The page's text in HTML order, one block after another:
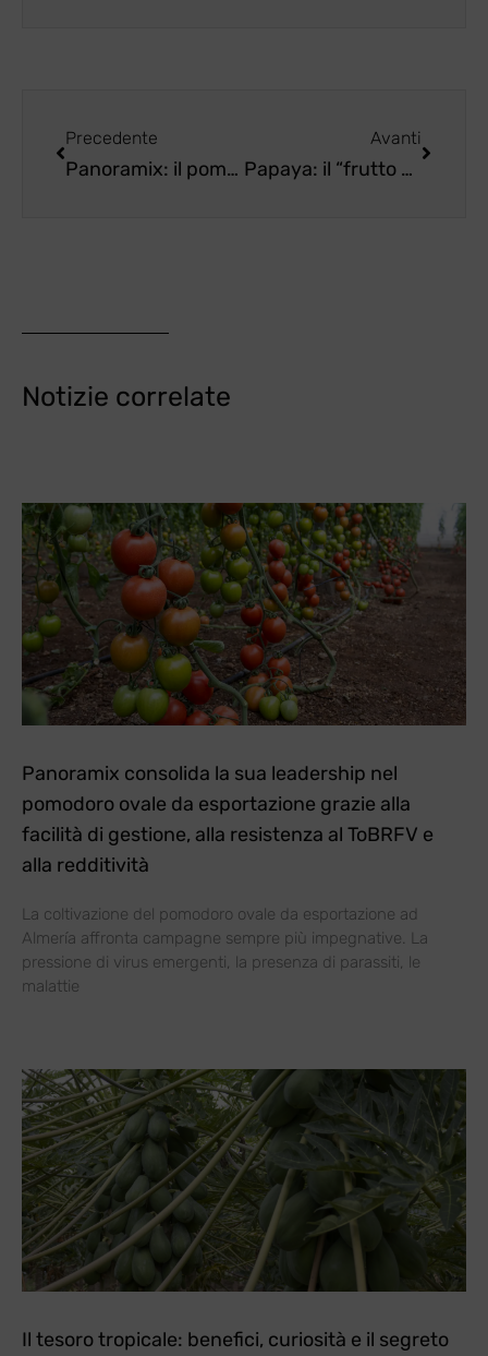
Precedente
Panoramix: il pomodoro ovale che ha tutto
Avanti
Papaya: il “frutto degli angeli” che rivoluziona la salute.
Notizie correlate
Panoramix consolida la sua leadership nel
pomodoro ovale da esportazione grazie alla
facilità di gestione, alla resistenza al ToBRFV e
alla redditività
La coltivazione del pomodoro ovale da esportazione ad
Almería affronta campagne sempre più impegnative. La
pressione di virus emergenti, la presenza di parassiti, le
malattie
Il tesoro tropicale: benefici, curiosità e il segreto